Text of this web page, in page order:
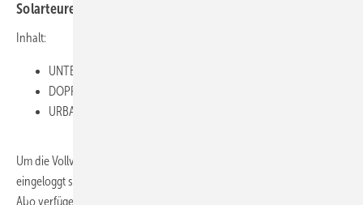
Solarteure und Dachdecker
Inhalt:
UNTERGESTELLE • Neue Produkte für Dächer und Freiland
DOPPELTE NUTZUNG • Sonnenstrom vom Gründach ernten
URBAN PV • Solare Überdachung für Schulhöfe und Parkplätze
Um die Vollversion des PDFs herunterladen zu können, müssen Sie
eingeloggt sein und über ein laufendes Premium- oder Digital-Plus-
Abo verfügen. Bitte loggen Sie sich rechts oben ein.